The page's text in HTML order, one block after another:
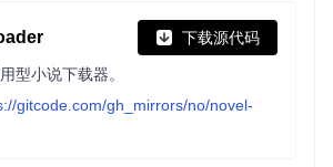
下载源代码
型小说下载器。
gitcode.com/gh_mirrors/no/novel-